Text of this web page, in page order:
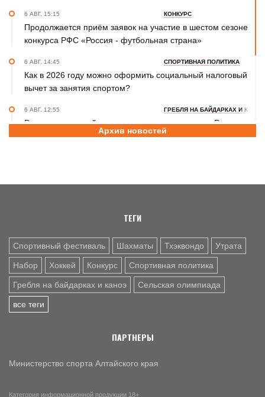
6 АВГ. 15:15 КОНКУРС
Продолжается приём заявок на участие в шестом сезоне
конкурса РФС «Россия - футбольная страна»
6 АВГ. 14:45 СПОРТИВНАЯ ПОЛИТИКА
Как в 2026 году можно оформить социальный налоговый
вычет за занятия спортом?
6 АВГ. 12:55 ГРЕБЛЯ НА БАЙДАРКАХ И КАНОЭ
В заключительный день юниорского первенства России
на счету алтайских гребцов три медали
летняя. Поспелиха, 2014 год. Часть первая
Архив новостей
ТЕГИ
Спортивный фестиваль Шахматы Тхэквондо Утрата
Набор Хоккей Конкурс Спортивная политика
Гребля на байдарках и каноэ Сельская олимпиада
все теги
ПАРТНЕРЫ
Министерство спорта Алтайского края
Категория информационной продукции 18+